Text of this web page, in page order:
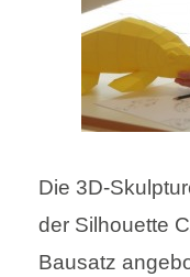
Die 3D-
der Silhouette
Bausatz